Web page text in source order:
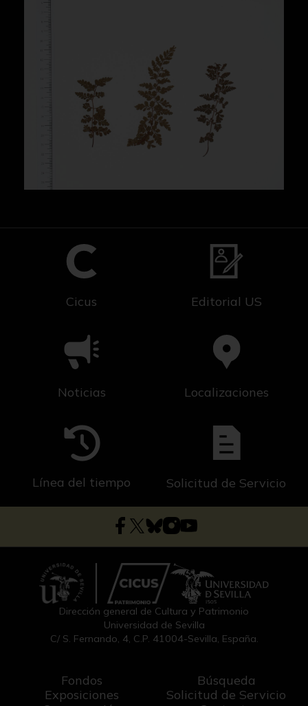
Cicus Editorial US
Noticias Localizaciones
Línea del tiempo Solicitud de Servicio
Dirección general de Cultura y Patrimonio
Universidad de Sevilla
C/ S. Fernando, 4, C.P. 41004-Sevilla, España.
Fondos
Exposiciones
Búsqueda
Solicitud de Servicio